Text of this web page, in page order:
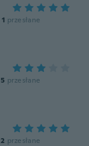
1 przesłane
5 przesłane
2 przesłane